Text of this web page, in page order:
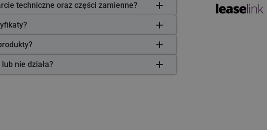
techniczne oraz części zamienne?
nie działa?